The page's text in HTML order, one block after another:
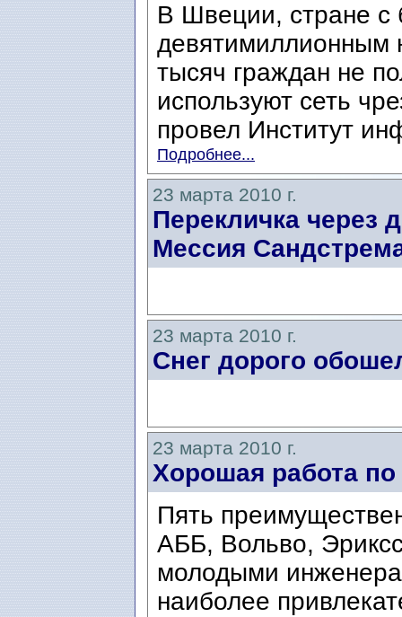
В Швеции, стране с
девятимиллионным
тысяч граждан не
используют сеть
провел Институт
Подробнее...
23 марта 2010 г.
Перекличка через
Мессия
23 марта 2010 г.
Снег дорого
23 марта 2010 г.
Хорошая работа
Пять
АББ, Вольво,
молодыми
наиболее